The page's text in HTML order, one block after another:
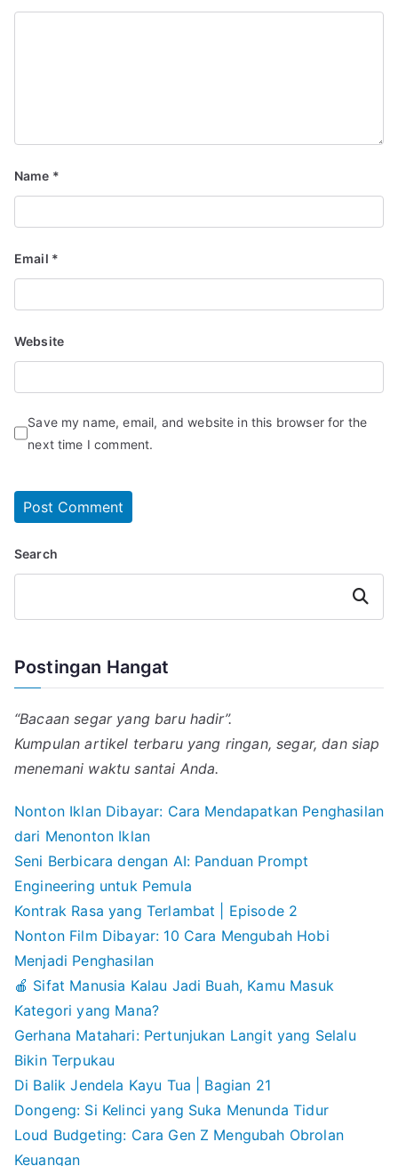
Name *
Email *
Website
Save my name, email, and website in this browser for the
next time I comment.
Search
Search
Postingan Hangat
“Bacaan segar yang baru hadir”.
Kumpulan artikel terbaru yang ringan, segar, dan siap
menemani waktu santai Anda.
Nonton Iklan Dibayar: Cara Mendapatkan Penghasilan
dari Menonton Iklan
Seni Berbicara dengan AI: Panduan Prompt
Engineering untuk Pemula
Kontrak Rasa yang Terlambat | Episode 2
Nonton Film Dibayar: 10 Cara Mengubah Hobi
Menjadi Penghasilan
🍎 Sifat Manusia Kalau Jadi Buah, Kamu Masuk
Kategori yang Mana?
Gerhana Matahari: Pertunjukan Langit yang Selalu
Bikin Terpukau
Di Balik Jendela Kayu Tua | Bagian 21
Dongeng: Si Kelinci yang Suka Menunda Tidur
Loud Budgeting: Cara Gen Z Mengubah Obrolan
Keuangan